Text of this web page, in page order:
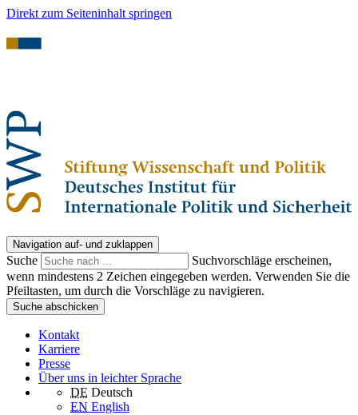
Direkt zum Seiteninhalt springen
Navigation auf- und zuklappen
Suche
Suchvorschläge erscheinen,
wenn mindestens 2 Zeichen eingegeben werden. Verwenden Sie die
Pfeiltasten, um durch die Vorschläge zu navigieren.
Suche abschicken
Kontakt
Karriere
Presse
Über uns in leichter Sprache
DE Deutsch
EN English